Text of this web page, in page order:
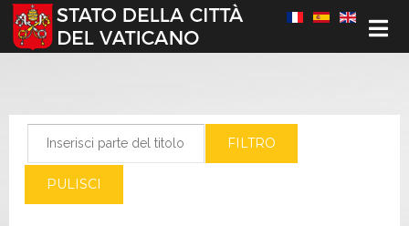
Seleziona la tua lingua
FILTRO
PULISCI